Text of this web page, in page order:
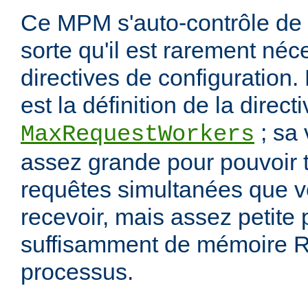
Ce MPM s'auto-contrôle
sorte qu'il est rarement
directives de configuration.
est la définition de la
MaxRequestWorkers ; sa
assez grande pour pouvoir
requêtes simultanées que
recevoir, mais assez petite
suffisamment de mémoire
processus.